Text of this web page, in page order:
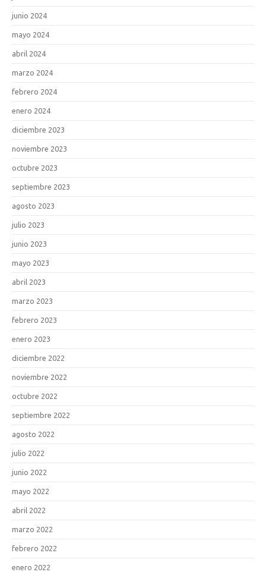
junio 2024
mayo 2024
abril 2024
marzo 2024
febrero 2024
enero 2024
diciembre 2023
noviembre 2023
octubre 2023
septiembre 2023
agosto 2023
julio 2023
junio 2023
mayo 2023
abril 2023
marzo 2023
febrero 2023
enero 2023
diciembre 2022
noviembre 2022
octubre 2022
septiembre 2022
agosto 2022
julio 2022
junio 2022
mayo 2022
abril 2022
marzo 2022
febrero 2022
enero 2022